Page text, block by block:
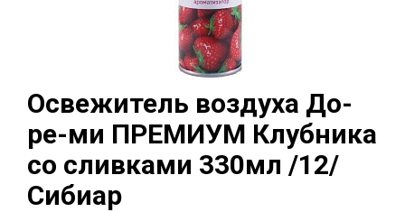
Освежитель воздуха До-
ре-ми ПРЕМИУМ Клубника
со сливками 330мл /12/
Сибиар